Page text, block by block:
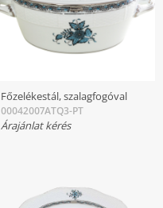
Főzelékestál, szalagfogóval
00042007ATQ3-PT
Árajánlat kérés